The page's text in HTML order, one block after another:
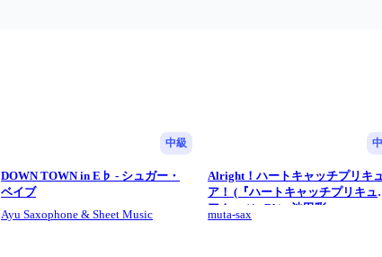
中級
DOWN TOWN in E♭ - シュガー・
ベイブ
Ayu Saxophone & Sheet Music
Alright！ハートキャッチプリキュ
ア！ (『ハートキャッチプリキュ
ア！』 / in Bb) - 池田彩
muta-sax